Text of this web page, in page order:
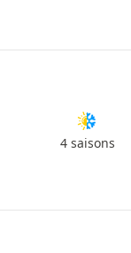
4 saisons